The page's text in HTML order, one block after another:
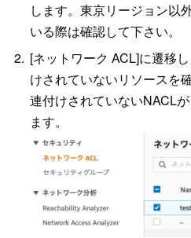
します。東京リージョン以
いる際は確認して下さい。
[ネットワーク ACL]に遷移し
けされていないリソースを
連付けされていないNACL
ます。